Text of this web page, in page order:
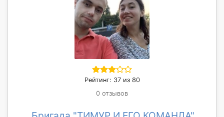
Рейтинг: 37 из 80
0 отзывов